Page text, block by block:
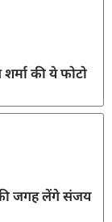
की ये फोटो
जगह लेंगे संजय